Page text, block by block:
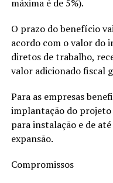
máxima é de 5%).
O prazo do benefício
acordo com o valor do
diretos de trabalho,
valor adicionado fiscal
Para as empresas
implantação do projeto
para instalação e de
expansão.
Compromissos